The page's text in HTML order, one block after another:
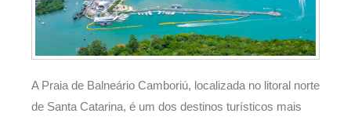
A Praia de Balneário Camboriú, localizada no litoral norte
de Santa Catarina, é um dos destinos turísticos mais